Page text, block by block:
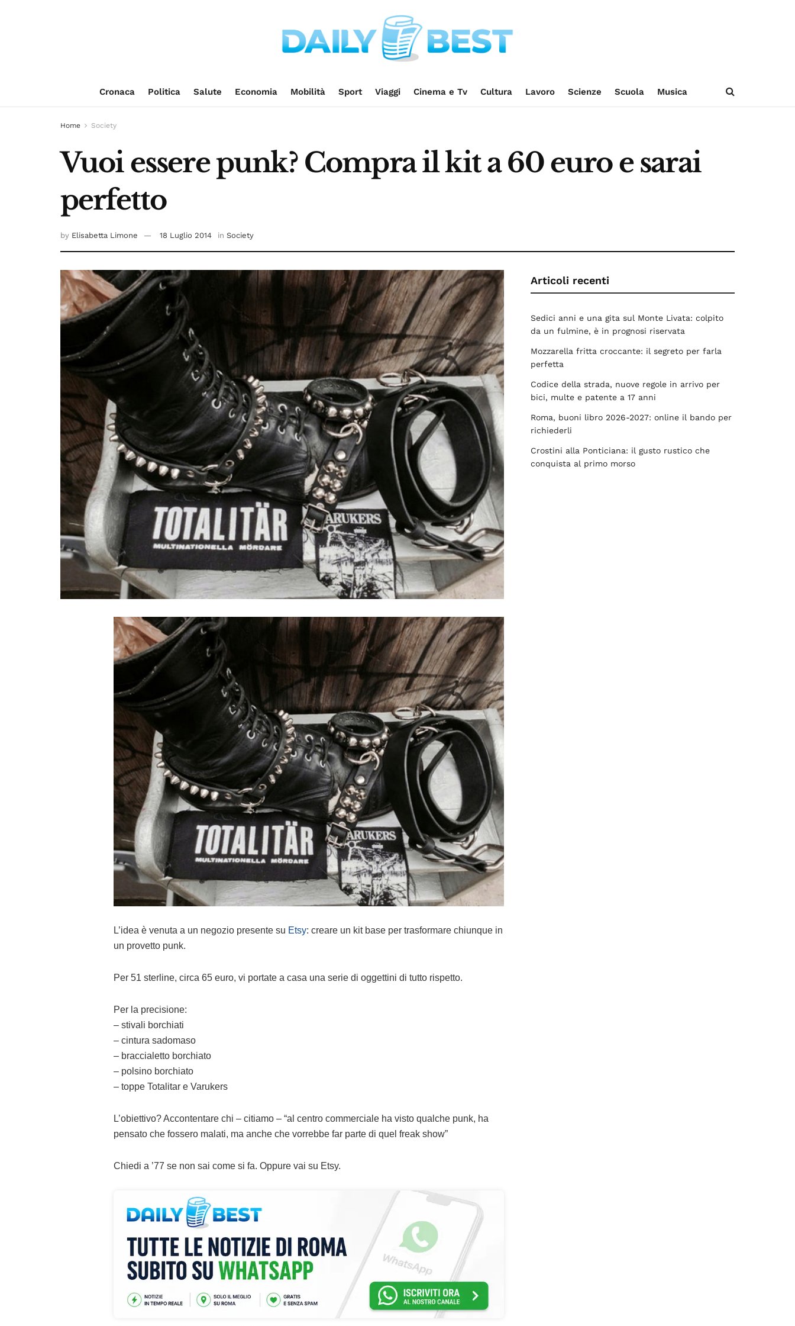
Cronaca Politica Salute Economia Mobilità Sport Viaggi Cinema e Tv Cultura Lavoro Scienze Scuola Musica
Home Society
Vuoi essere punk? Compra il kit a 60 euro e sarai
perfetto
by Elisabetta Limone 18 Luglio 2014 in Society
L’idea è venuta a un negozio presente su Etsy: creare un kit base per trasformare chiunque in
un provetto punk.
Per 51 sterline, circa 65 euro, vi portate a casa una serie di oggettini di tutto rispetto.
Per la precisione:
– stivali borchiati
– cintura sadomaso
– braccialetto borchiato
– polsino borchiato
– toppe Totalitar e Varukers
L’obiettivo? Accontentare chi – citiamo – “al centro commerciale ha visto qualche punk, ha
pensato che fossero malati, ma anche che vorrebbe far parte di quel freak show”
Chiedi a ’77 se non sai come si fa. Oppure vai su Etsy.
Articoli recenti
Sedici anni e una gita sul Monte Livata: colpito
da un fulmine, è in prognosi riservata
Mozzarella fritta croccante: il segreto per farla
perfetta
Codice della strada, nuove regole in arrivo per
bici, multe e patente a 17 anni
Roma, buoni libro 2026-2027: online il bando per
richiederli
Crostini alla Ponticiana: il gusto rustico che
conquista al primo morso